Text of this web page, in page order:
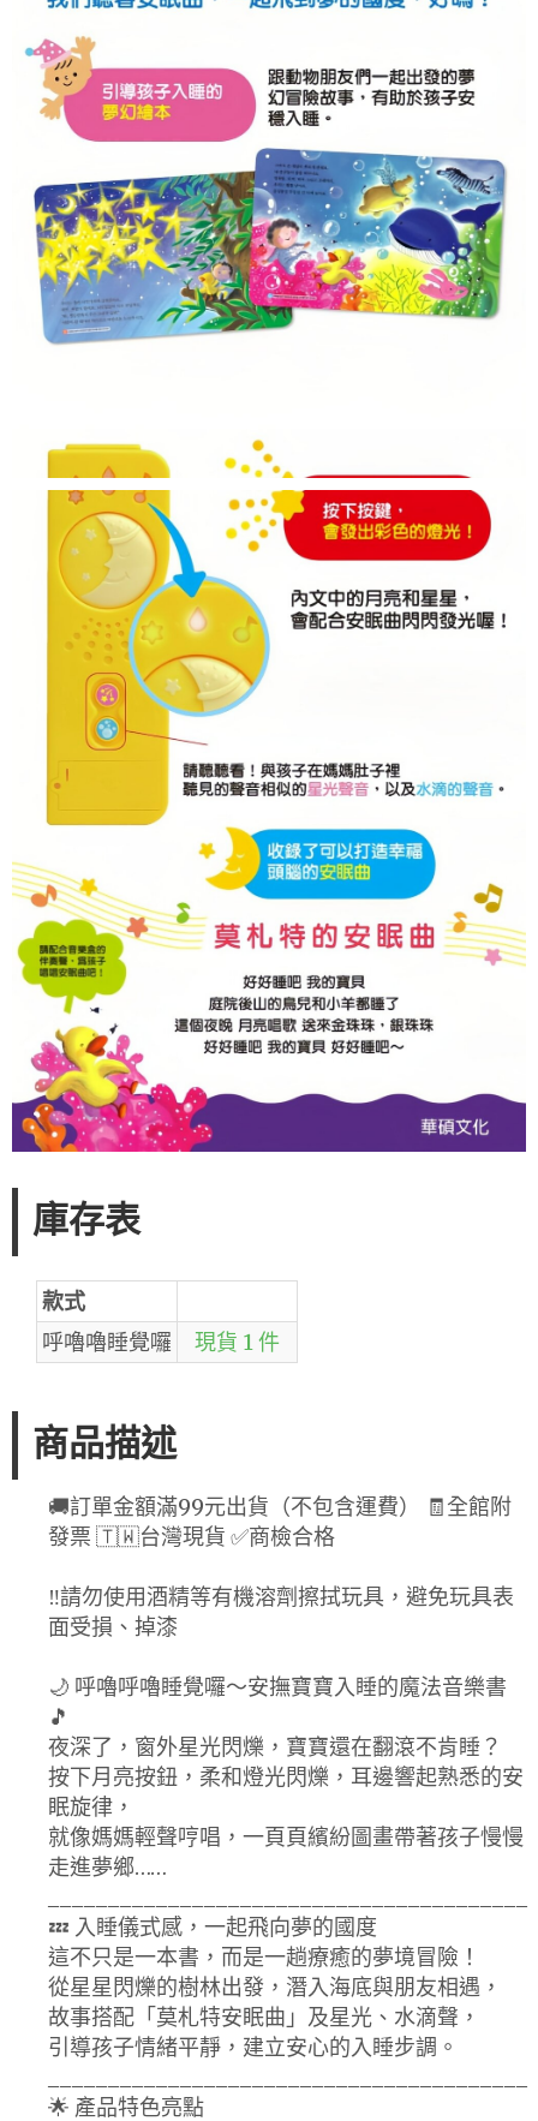
庫存表
款式
呼嚕嚕睡覺囉
現貨 1 件
商品描述
🚚訂單金額滿99元出貨（不包含運費） 🧾全館附
發票 🇹🇼台灣現貨 ✅商檢合格
‼️請勿使用酒精等有機溶劑擦拭玩具，避免玩具表
面受損、掉漆
🌙 呼嚕呼嚕睡覺囉～安撫寶寶入睡的魔法音樂書
🎵
夜深了，窗外星光閃爍，寶寶還在翻滾不肯睡？
按下月亮按鈕，柔和燈光閃爍，耳邊響起熟悉的安
眠旋律，
就像媽媽輕聲哼唱，一頁頁繽紛圖畫帶著孩子慢慢
走進夢鄉……
💤 入睡儀式感，一起飛向夢的國度
這不只是一本書，而是一趟療癒的夢境冒險！
從星星閃爍的樹林出發，潛入海底與朋友相遇，
故事搭配「莫札特安眠曲」及星光、水滴聲，
引導孩子情緒平靜，建立安心的入睡步調。
🌟 產品特色亮點